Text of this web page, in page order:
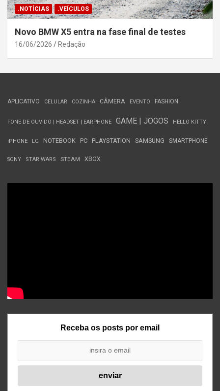
.NOTÍCIAS .VEÍCULOS
Novo BMW X5 entra na fase final de testes
16/06/2026 Redação
APLICATIVO CELULAR COZINHA CÂMERA EVENTO FASHION
FONE DE OUVIDO | HEADSET | EARPHONE GAME | JOGOS HELLO KITTY
iPHONE LG NOTEBOOK PC PLAYSTATION SAMSUNG SMARTPHONE
SONY STAR WARS STEAM XBOX
Receba os posts por email